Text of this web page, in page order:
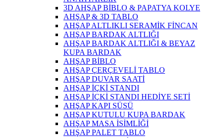
3D AHŞAP BİBLO & PAPATYA KOLYE
AHŞAP & 3D TABLO
AHŞAP ALTLIKLI SERAMİK FİNCAN
AHŞAP BARDAK ALTLIĞI
AHŞAP BARDAK ALTLIĞI & BEYAZ
KUPA BARDAK
AHŞAP BİBLO
AHŞAP ÇERÇEVELİ TABLO
AHŞAP DUVAR SAATİ
AHŞAP İÇKİ STANDI
AHŞAP İÇKİ STANDI HEDİYE SETİ
AHŞAP KAPI SÜSÜ
AHŞAP KUTULU KUPA BARDAK
AHŞAP MASA İSİMLİĞİ
AHŞAP PALET TABLO